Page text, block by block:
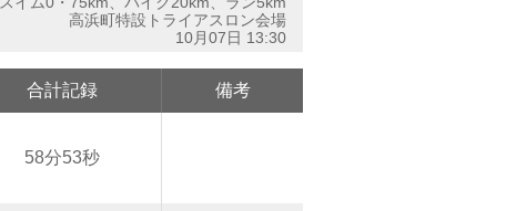
高浜町特設トライアスロン会場
10月07日 13:30
合計記録 備考
58分53秒